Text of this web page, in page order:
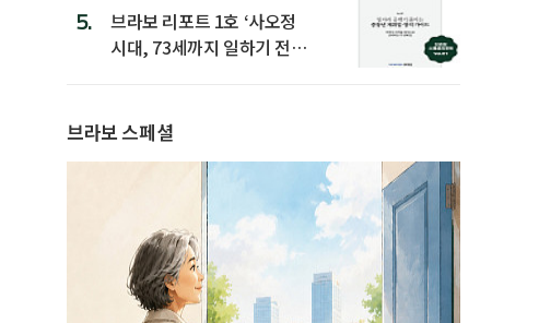
5.
브라보 리포트 1호 ‘사오정
시대, 73세까지 일하기 전략’
브라보 스페셜